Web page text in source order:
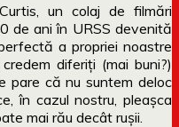
un colaj de filmări
de ani în URSS devenită
a propriei noastre
diferiți (mai buni?)
pare că nu suntem deloc
în cazul nostru, pleașca
mai rău decât rușii.